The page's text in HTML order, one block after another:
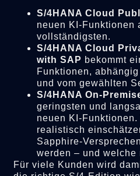
S/4HANA Cloud
neuen KI-Funktionen
vollständigsten.
S/4HANA Cloud
with SAP bekommt
Funktionen,
und vom gewählten
S/4HANA On-
geringsten und
neuen KI-
realistisch
Sapphire-
werden – und welche
Für viele Kunden wird